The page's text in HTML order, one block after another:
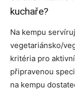
kuchaře?
Na kempu
vegetariánsko/
kritéria pro
připravenou
na kempu